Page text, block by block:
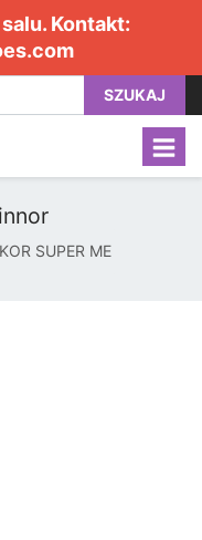
Kontakt:
SZUKAJ
SUPER ME